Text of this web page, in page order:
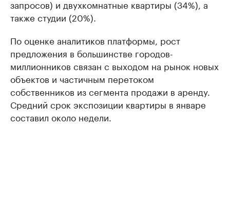
запросов) и двухкомнатные квартиры (34%), а
также студии (20%).
По оценке аналитиков платформы, рост
предложения в большинстве городов-
миллионников связан с выходом на рынок новых
объектов и частичным перетоком
собственников из сегмента продажи в аренду.
Средний срок экспозиции квартиры в январе
составил около недели.